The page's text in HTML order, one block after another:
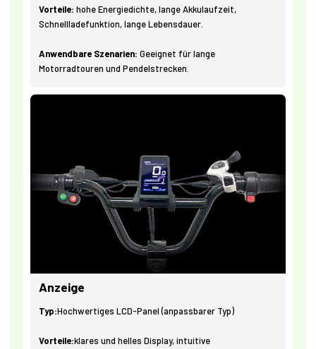
Vorteile: hohe Energiedichte, lange Akkulaufzeit,
Schnellladefunktion, lange Lebensdauer.
Anwendbare Szenarien: Geeignet für lange
Motorradtouren und Pendelstrecken.
Anzeige
Typ:Hochwertiges LCD-Panel (anpassbarer Typ)
Vorteile:klares und helles Display, intuitive